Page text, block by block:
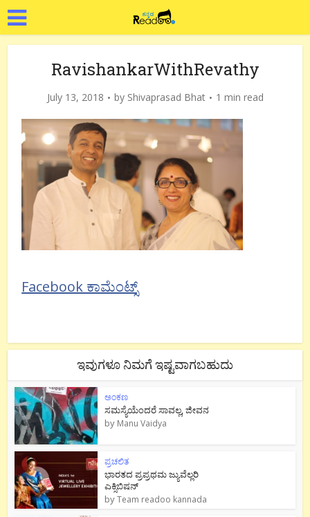
RavishankarWithRevathy
July 13, 2018 by Shivaprasad Bhat 1 min read
Facebook ಕಾಮೆಂಟ್ಸ್
ಇವುಗಳೂ ನಿಮಗೆ ಇಷ್ಟವಾಗಬಹುದು
ಅಂಕಣ
ಸಮಸ್ಯೆಯೆಂದರೆ ಸಾವಲ್ಲ, ಜೀವನ
by Manu Vaidya
ಪ್ರಚಲಿತ
ಭಾರತದ ಪ್ರಪ್ರಥಮ ಜ್ಯುವೆಲ್ಲರಿ
ಎಕ್ಸಿಬಿಷನ್
byTeam readoo kannada